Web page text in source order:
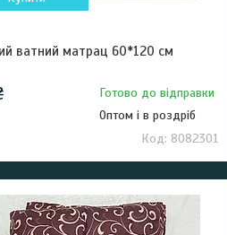
ватний матрац 60*120 см
Готово до відправки
Оптом і в роздріб
8082301